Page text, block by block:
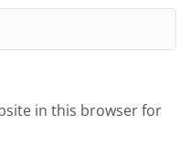
in this browser for